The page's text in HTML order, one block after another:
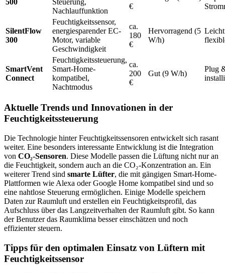
Nachlauffunktion
€
SilentFlow
300
Feuchtigkeitssensor,
energiesparender EC-
Motor, variable
Geschwindigkeit
ca.
180
€
Hervorragend (5
W/h)
SmartVent
Connect
Feuchtigkeitssteuerung,
Smart-Home-
kompatibel,
Nachtmodus
ca.
200
€
Gut (9 W/h)
Plug
Aktuelle Trends und Innovationen in der
Feuchtigkeitssteuerung
Die Technologie hinter Feuchtigkeitssensoren entwickelt sich rasant
weiter. Eine besonders interessante Entwicklung ist die Integration
von CO₂-Sensoren. Diese Modelle passen die Lüftung nicht nur an
die Feuchtigkeit, sondern auch an die CO₂-Konzentration an. Ein
weiterer Trend sind smarte Lüfter, die mit gängigen Smart-Home-
Plattformen wie Alexa oder Google Home kompatibel sind und so
eine nahtlose Steuerung ermöglichen. Einige Modelle speichern
Daten zur Raumluft und erstellen ein Feuchtigkeitsprofil, das
Aufschluss über das Langzeitverhalten der Raumluft gibt. So kann
der Benutzer das Raumklima besser einschätzen und noch
effizienter steuern.
Tipps für den optimalen Einsatz von Lüftern mit
Feuchtigkeitssensor